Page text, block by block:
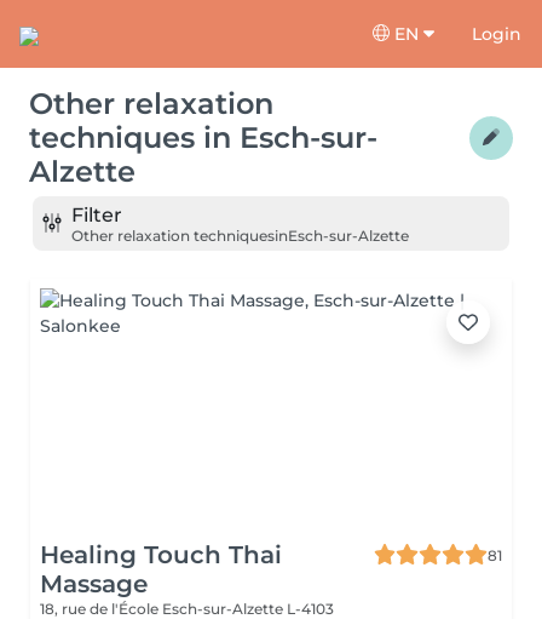
EN Login
Other relaxation
techniques in Esch-sur-
Alzette
Filter
Other relaxation techniquesinEsch-sur-Alzette
Healing Touch Thai
Massage
81
18, rue de l'École Esch-sur-Alzette L-4103